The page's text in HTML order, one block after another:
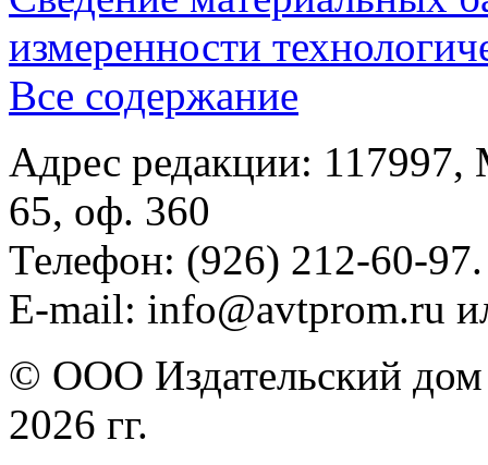
измеренности
Все содержание
Адрес редакции:
65, оф. 360
Телефон: (926) 212-60-97.
E-mail: info@avtprom.ru
© ООО Издательский
2026 гг.